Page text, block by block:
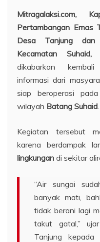
Mitragalaksi.com,
Pertambangan Emas
Desa Tanjung dan
Kecamatan
dikabarkan
informasi dari
siap beroperasi pada
wilayah Batang Suhaid
Kegiatan tersebut
karena berdampak
lingkungan di sekitar
“Air sungai
banyak mati,
tidak berani lagi
takut gatal,”
Tanjung